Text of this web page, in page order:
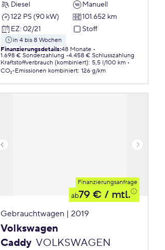
Diesel
Manuell
122 PS (90 kW)
101.652 km
EZ: 02/21 Stoff
in 4 bis 8 Wochen
Finanzierungsdetails:48 Monate
1.698 € Sonderzahlung 4.458 € Schlusszahlung
Kraftstoffverbrauch (kombiniert): 5,5 l/100 km
CO₂-Emissionen kombiniert: 126 g/km
Finanzierungsanfrage
ab79 € / mtl.
Gebrauchtwagen | 2019
Volkswagen
Caddy VOLKSWAGEN